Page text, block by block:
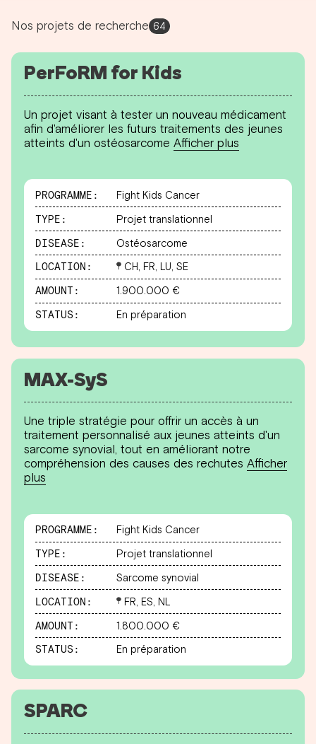
Nos projets de recherche 64
PerFoRM for Kids
Un projet visant à tester un nouveau médicament
afin d'améliorer les futurs traitements des jeunes
atteints d'un ostéosarcomeAfficher plus
PROGRAMME: Fight Kids Cancer
TYPE: Projet translationnel
DISEASE: Ostéosarcome
LOCATION: CH, FR, LU, SE
AMOUNT: 1.900.000 €
STATUS: En préparation
MAX-SyS
Une triple stratégie pour offrir un accès à un
traitement personnalisé aux jeunes atteints d'un
sarcome synovial, tout en améliorant notre
compréhension des causes des rechutesAfficher
plus
PROGRAMME: Fight Kids Cancer
TYPE: Projet translationnel
DISEASE: Sarcome synovial
LOCATION: FR, ES, NL
AMOUNT: 1.800.000 €
STATUS: En préparation
SPARC